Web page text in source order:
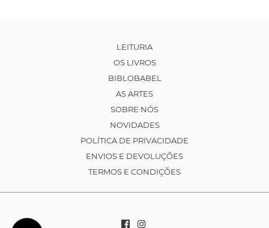
LEITURIA
OS LIVROS
BIBLOBABEL
AS ARTES
SOBRE NÓS
NOVIDADES
POLÍTICA DE PRIVACIDADE
ENVIOS E DEVOLUÇÕES
TERMOS E CONDIÇÕES